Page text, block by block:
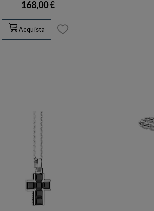
168,00 €
Acquista